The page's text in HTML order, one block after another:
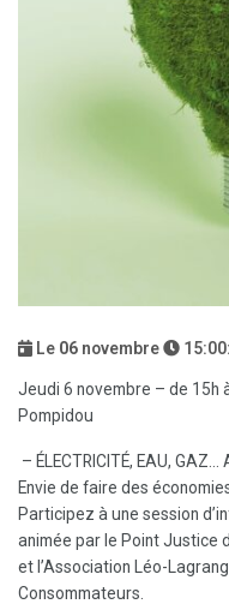
Le 06 novembre
Jeudi 6 novembre – de 15h
Pompidou
– ÉLECTRICITÉ, EAU, GAZ…
Envie de faire des
Participez à une session
animée par le Point Justice
et l’Association Léo-
Consommateurs.